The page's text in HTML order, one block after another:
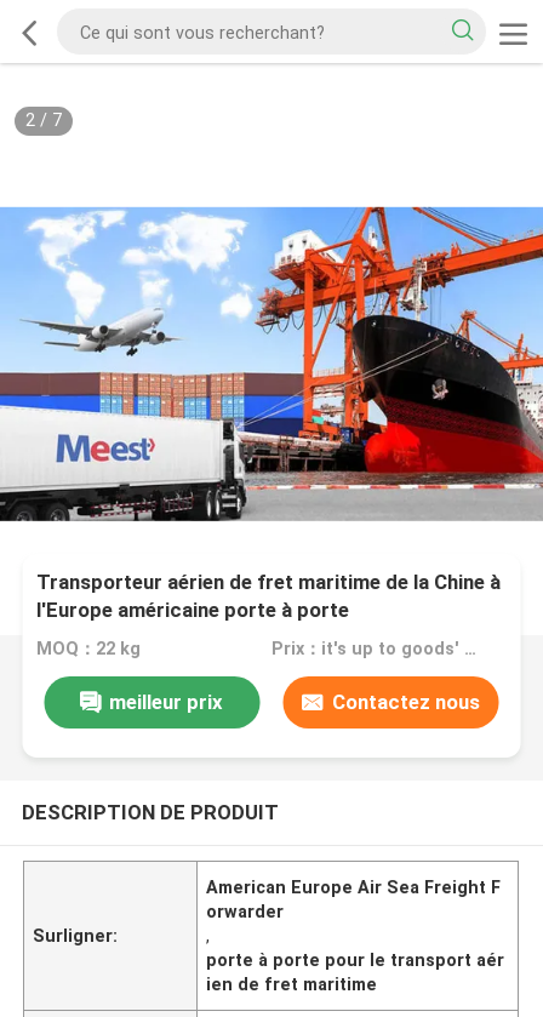
2/ 7
Transporteur aérien de fret maritime de la Chine à
l'Europe américaine porte à porte
MOQ：22 kg Prix：it's up to goods' weight
meilleur prix Contactez nous
DESCRIPTION DE PRODUIT
Surligner:
American Europe Air Sea Freight F
orwarder
,
porte à porte pour le transport aér
ien de fret maritime